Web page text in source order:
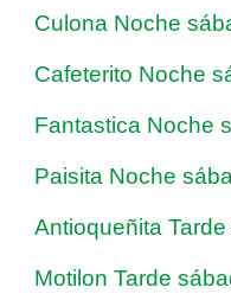
Culona Noche
Cafeterito Noche
Fantastica Noche
Paisita Noche
Antioqueñita
Motilon Tarde